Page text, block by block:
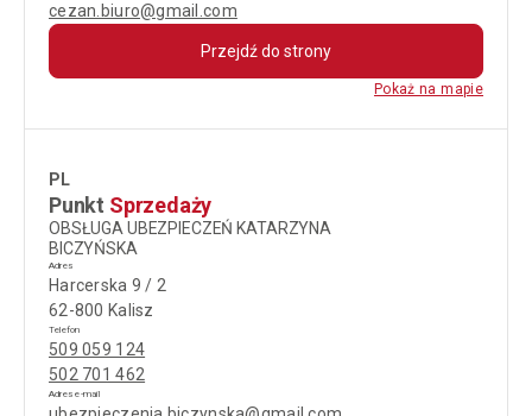
cezan.biuro@gmail.com
Przejdź do strony
Pokaż na mapie
PL
Punkt Sprzedaży
OBSŁUGA UBEZPIECZEŃ KATARZYNA
BICZYŃSKA
Adres
Harcerska 9 / 2
62-800 Kalisz
Telefon
509 059 124
502 701 462
Adres e-mail